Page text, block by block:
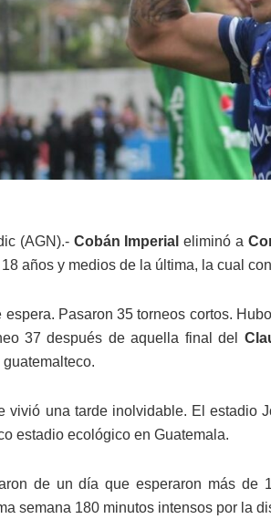
(AGN).-Cobán Imperial eliminó a
18 años y medios de la última, la cual
espera. Pasaron 35 torneos cortos.
37 después de aquella final del
vivió una tarde inolvidable. El
estadio ecológico en Guatemala.
de un día que esperaron más
semana 180 minutos intensos por la